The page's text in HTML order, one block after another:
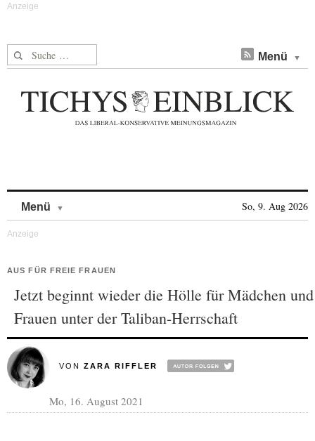
Suche nach: Menü
Menü So, 9. Aug 2026
AUS FÜR FREIE FRAUEN
Jetzt beginnt wieder die Hölle für Mädchen und
Frauen unter der Taliban-Herrschaft
VON ZARA RIFFLER
Mo, 16. August 2021